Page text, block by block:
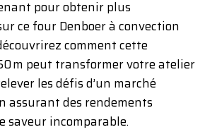
pour obtenir plus
ce four Denboer à convection
comment cette
m peut transformer votre atelier
les défis d’un marché
assurant des rendements
saveur incomparable.